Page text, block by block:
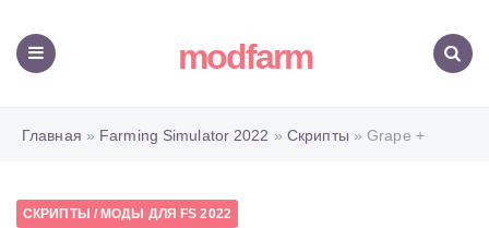
modfarm
Главная » Farming Simulator 2022 » Скрипты » Grape +
СКРИПТЫ / МОДЫ ДЛЯ FS 2022